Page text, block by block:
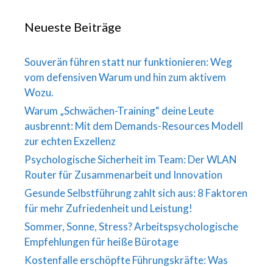
Neueste Beiträge
Souverän führen statt nur funktionieren: Weg
vom defensiven Warum und hin zum aktivem
Wozu.
Warum „Schwächen-Training“ deine Leute
ausbrennt: Mit dem Demands-Resources Modell
zur echten Exzellenz
Psychologische Sicherheit im Team: Der WLAN
Router für Zusammenarbeit und Innovation
Gesunde Selbstführung zahlt sich aus: 8 Faktoren
für mehr Zufriedenheit und Leistung!
Sommer, Sonne, Stress? Arbeitspsychologische
Empfehlungen für heiße Bürotage
Kostenfalle erschöpfte Führungskräfte: Was